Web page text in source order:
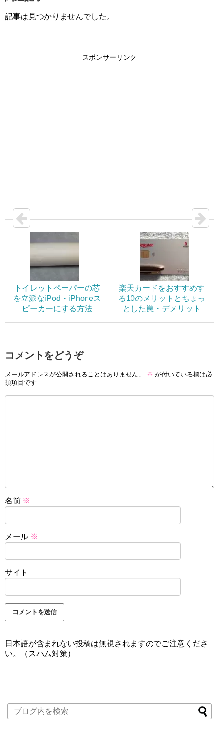
記事は見つかりませんでした。
スポンサーリンク
トイレットペーパーの芯
を立派なiPod・iPhoneス
ピーカーにする方法
楽天カードをおすすめす
る10のメリットとちょっ
とした罠・デメリット
コメントをどうぞ
メールアドレスが公開されることはありません。 ※ が付いている欄は必
須項目です
名前 ※
メール ※
サイト
日本語が含まれない投稿は無視されますのでご注意くださ
い。（スパム対策）